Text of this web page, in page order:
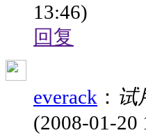
13:46)
回复
everack ： 试
(2008-01-20